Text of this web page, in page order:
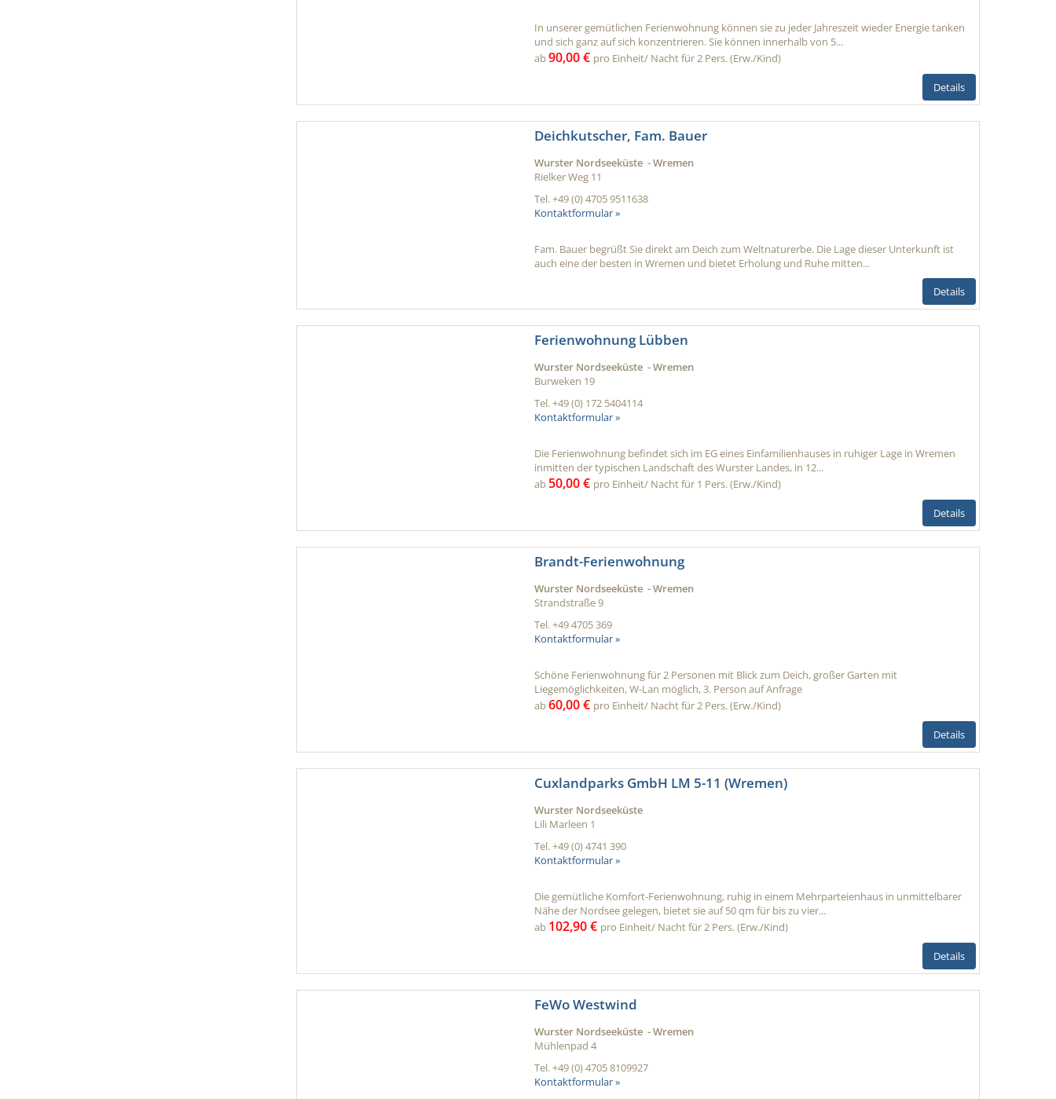
In unserer gemütlichen Ferienwohnung können sie zu jeder Jahreszeit wieder Energie tanken
und sich ganz auf sich konzentrieren. Sie können innerhalb von 5...
ab90,00 € pro Einheit/ Nacht für 2 Pers. (Erw./Kind)
Details
Deichkutscher, Fam. Bauer
Wurster Nordseeküste - Wremen
Rielker Weg 11
Tel.+49 (0) 4705 9511638
Kontaktformular »
Fam. Bauer begrüßt Sie direkt am Deich zum Weltnaturerbe. Die Lage dieser Unterkunft ist
auch eine der besten in Wremen und bietet Erholung und Ruhe mitten...
Details
Ferienwohnung Lübben
Wurster Nordseeküste - Wremen
Burweken 19
Tel.+49 (0) 172 5404114
Kontaktformular »
Die Ferienwohnung befindet sich im EG eines Einfamilienhauses in ruhiger Lage in Wremen
inmitten der typischen Landschaft des Wurster Landes, in 12...
ab50,00 € pro Einheit/ Nacht für 1 Pers. (Erw./Kind)
Details
Brandt-Ferienwohnung
Wurster Nordseeküste - Wremen
Strandstraße 9
Tel.+49 4705 369
Kontaktformular »
Schöne Ferienwohnung für 2 Personen mit Blick zum Deich, großer Garten mit
Liegemöglichkeiten, W-Lan möglich, 3. Person auf Anfrage
ab60,00 € pro Einheit/ Nacht für 2 Pers. (Erw./Kind)
Details
Cuxlandparks GmbH LM 5-11 (Wremen)
Wurster Nordseeküste
Lili Marleen 1
Tel.+49 (0) 4741 390
Kontaktformular »
Die gemütliche Komfort-Ferienwohnung, ruhig in einem Mehrparteienhaus in unmittelbarer
Nähe der Nordsee gelegen, bietet sie auf 50 qm für bis zu vier...
ab 102,90 € pro Einheit/ Nacht für 2 Pers. (Erw./Kind)
Details
FeWo Westwind
Wurster Nordseeküste - Wremen
Mühlenpad 4
Tel.+49 (0) 4705 8109927
Kontaktformular »